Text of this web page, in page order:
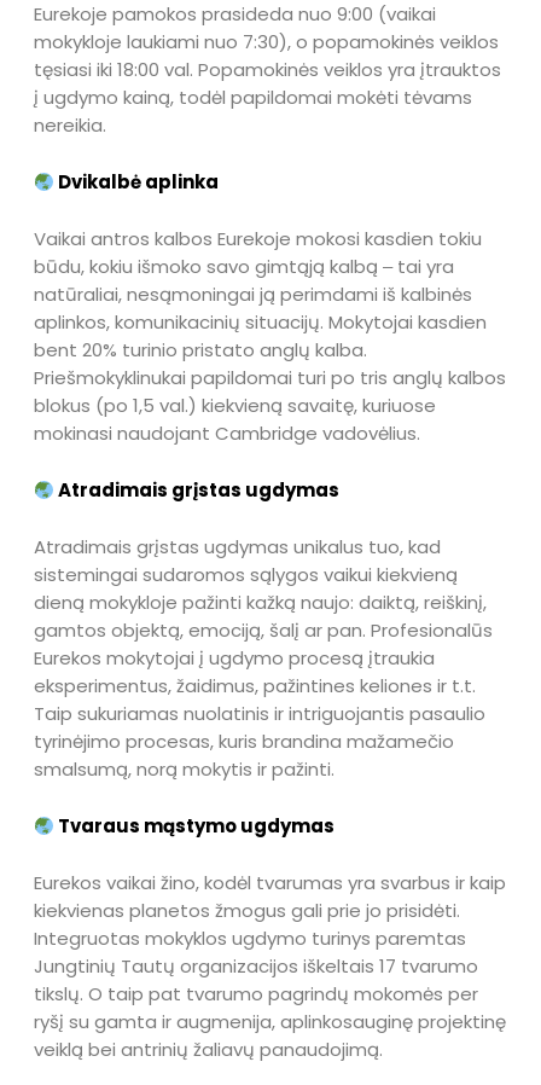
Eurekoje pamokos prasideda nuo 9:00 (vaikai
mokykloje laukiami nuo 7:30), o popamokinės veiklos
tęsiasi iki 18:00 val. Popamokinės veiklos yra įtrauktos
į ugdymo kainą, todėl papildomai mokėti tėvams
nereikia.
Dvikalbė aplinka
Vaikai antros kalbos Eurekoje mokosi kasdien tokiu
būdu, kokiu išmoko savo gimtąją kalbą ‒ tai yra
natūraliai, nesąmoningai ją perimdami iš kalbinės
aplinkos, komunikacinių situacijų. Mokytojai kasdien
bent 20% turinio pristato anglų kalba.
Priešmokyklinukai papildomai turi po tris anglų kalbos
blokus (po 1,5 val.) kiekvieną savaitę, kuriuose
mokinasi naudojant Cambridge vadovėlius.
Atradimais grįstas ugdymas
Atradimais grįstas ugdymas unikalus tuo, kad
sistemingai sudaromos sąlygos vaikui kiekvieną
dieną mokykloje pažinti kažką naujo: daiktą, reiškinį,
gamtos objektą, emociją, šalį ar pan. Profesionalūs
Eurekos mokytojai į ugdymo procesą įtraukia
eksperimentus, žaidimus, pažintines keliones ir t.t.
Taip sukuriamas nuolatinis ir intriguojantis pasaulio
tyrinėjimo procesas, kuris brandina mažamečio
smalsumą, norą mokytis ir pažinti.
Tvaraus mąstymo ugdymas
Eurekos vaikai žino, kodėl tvarumas yra svarbus ir kaip
kiekvienas planetos žmogus gali prie jo prisidėti.
Integruotas mokyklos ugdymo turinys paremtas
Jungtinių Tautų organizacijos iškeltais 17 tvarumo
tikslų. O taip pat tvarumo pagrindų mokomės per
ryšį su gamta ir augmenija, aplinkosauginę projektinę
veiklą bei antrinių žaliavų panaudojimą.